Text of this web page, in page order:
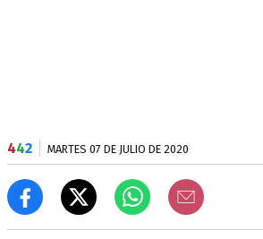
442 MARTES 07 DE JULIO DE 2020